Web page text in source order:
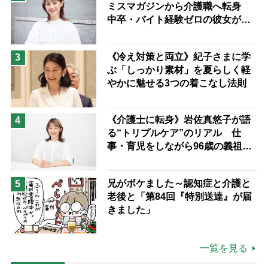
ミスマガジンから介護職へ転身
中卒・バイト経験ゼロの彼女が見
ながら自分らしくいられる」
3
《冷え対策と両立》紀子さまに学
ぶ「しっかり素材」を夏らしく軽
やかに魅せる3つの着こなし法則
4
《介護士に転身》岩佐真悠子が語
る“トリプルケア”のリアル 仕
事・育児をしながら96歳の義祖母
る「家での介護は“雑”でも気にし
ない」
5
兄がボケました～認知症と介護と
老後と「第84回『特別送達』が届
きました」
一覧を見る